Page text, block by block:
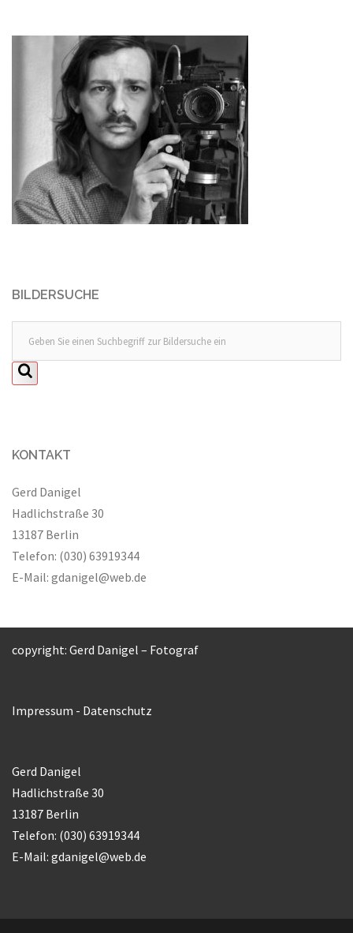
BILDERSUCHE
KONTAKT
Gerd Danigel
Hadlichstraße 30
13187 Berlin
Telefon: (030) 63919344
E-Mail: gdanigel@web.de
copyright: Gerd Danigel – Fotograf
Impressum - Datenschutz
Gerd Danigel
Hadlichstraße 30
13187 Berlin
Telefon: (030) 63919344
E-Mail: gdanigel@web.de